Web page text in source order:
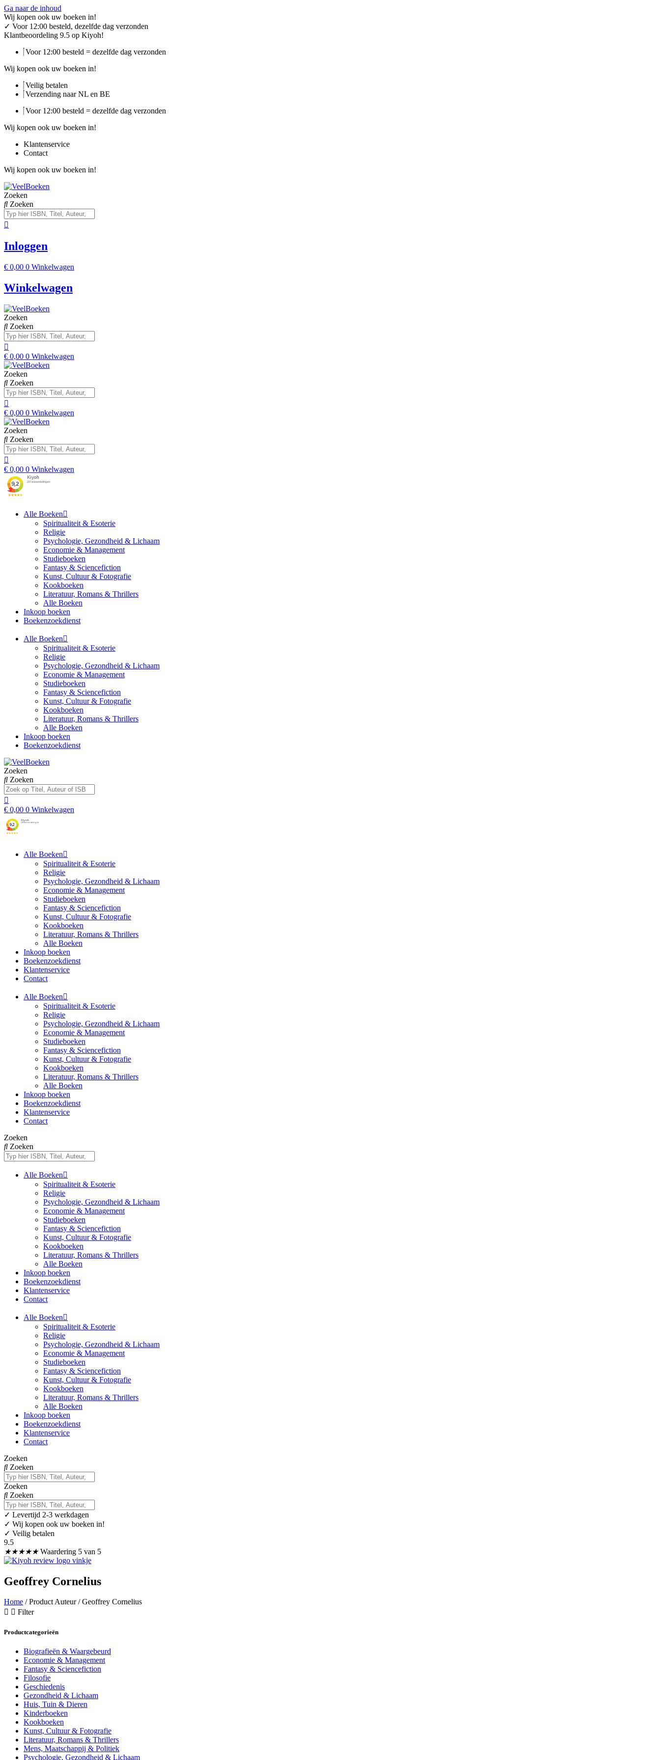
Ga naar de inhoud
Wij kopen ook uw boeken in!
✓ Voor 12:00 besteld, dezelfde dag verzonden
Klantbeoordeling 9.5 op Kiyoh!
Voor 12:00 besteld = dezelfde dag verzonden
Wij kopen ook uw boeken in!
Veilig betalen
Verzending naar NL en BE
Voor 12:00 besteld = dezelfde dag verzonden
Wij kopen ook uw boeken in!
Klantenservice
Contact
Wij kopen ook uw boeken in!
Zoeken
Zoeken
Inloggen
€ 0,00 0 Winkelwagen
Winkelwagen
Zoeken
Zoeken
€ 0,00 0 Winkelwagen
Zoeken
Zoeken
€ 0,00 0 Winkelwagen
Zoeken
Zoeken
€ 0,00 0 Winkelwagen
Alle Boeken
Spiritualiteit & Esoterie
Religie
Psychologie, Gezondheid & Lichaam
Economie & Management
Studieboeken
Fantasy & Sciencefiction
Kunst, Cultuur & Fotografie
Kookboeken
Literatuur, Romans & Thrillers
Alle Boeken
Inkoop boeken
Boekenzoekdienst
Alle Boeken
Spiritualiteit & Esoterie
Religie
Psychologie, Gezondheid & Lichaam
Economie & Management
Studieboeken
Fantasy & Sciencefiction
Kunst, Cultuur & Fotografie
Kookboeken
Literatuur, Romans & Thrillers
Alle Boeken
Inkoop boeken
Boekenzoekdienst
Zoeken
Zoeken
€ 0,00 0 Winkelwagen
Alle Boeken
Spiritualiteit & Esoterie
Religie
Psychologie, Gezondheid & Lichaam
Economie & Management
Studieboeken
Fantasy & Sciencefiction
Kunst, Cultuur & Fotografie
Kookboeken
Literatuur, Romans & Thrillers
Alle Boeken
Inkoop boeken
Boekenzoekdienst
Klantenservice
Contact
Alle Boeken
Spiritualiteit & Esoterie
Religie
Psychologie, Gezondheid & Lichaam
Economie & Management
Studieboeken
Fantasy & Sciencefiction
Kunst, Cultuur & Fotografie
Kookboeken
Literatuur, Romans & Thrillers
Alle Boeken
Inkoop boeken
Boekenzoekdienst
Klantenservice
Contact
Zoeken
Zoeken
Alle Boeken
Spiritualiteit & Esoterie
Religie
Psychologie, Gezondheid & Lichaam
Economie & Management
Studieboeken
Fantasy & Sciencefiction
Kunst, Cultuur & Fotografie
Kookboeken
Literatuur, Romans & Thrillers
Alle Boeken
Inkoop boeken
Boekenzoekdienst
Klantenservice
Contact
Alle Boeken
Spiritualiteit & Esoterie
Religie
Psychologie, Gezondheid & Lichaam
Economie & Management
Studieboeken
Fantasy & Sciencefiction
Kunst, Cultuur & Fotografie
Kookboeken
Literatuur, Romans & Thrillers
Alle Boeken
Inkoop boeken
Boekenzoekdienst
Klantenservice
Contact
Zoeken
Zoeken
Zoeken
Zoeken
✓ Levertijd 2-3 werkdagen
✓ Wij kopen ook uw boeken in!
✓ Veilig betalen
9.5
★★★★★ Waardering 5 van 5
Geoffrey Cornelius
Home / Product Auteur / Geoffrey Cornelius
Filter
Productcategorieën
Biografieën & Waargebeurd
Economie & Management
Fantasy & Sciencefiction
Filosofie
Geschiedenis
Gezondheid & Lichaam
Huis, Tuin & Dieren
Kinderboeken
Kookboeken
Kunst, Cultuur & Fotografie
Literatuur, Romans & Thrillers
Mens, Maatschappij & Politiek
Psychologie, Gezondheid & Lichaam